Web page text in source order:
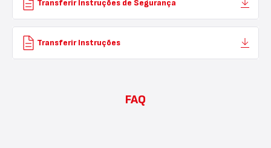
Transferir Instruções de Segurança
Transferir Instruções
FAQ